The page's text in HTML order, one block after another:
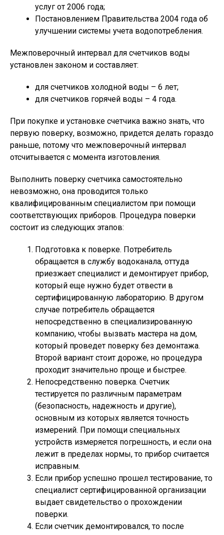
услуг от 2006 года;
Постановлением Правительства 2004 года об
улучшении системы учета водопотребления.
Межповерочный интервал для счетчиков воды
установлен законом и составляет:
для счетчиков холодной воды – 6 лет;
для счетчиков горячей воды – 4 года.
При покупке и установке счетчика важно знать, что
первую поверку, возможно, придется делать гораздо
раньше, потому что межповерочный интервал
отсчитывается с момента изготовления.
Выполнить поверку счетчика самостоятельно
невозможно, она проводится только
квалифицированным специалистом при помощи
соответствующих приборов. Процедура поверки
состоит из следующих этапов:
Подготовка к поверке. Потребитель
обращается в службу водоканала, оттуда
приезжает специалист и демонтирует прибор,
который еще нужно будет отвести в
сертифицированную лабораторию. В другом
случае потребитель обращается
непосредственно в специализированную
компанию, чтобы вызвать мастера на дом,
который проведет поверку без демонтажа.
Второй вариант стоит дороже, но процедура
проходит значительно проще и быстрее.
Непосредственно поверка. Счетчик
тестируется по различным параметрам
(безопасность, надежность и другие),
основным из которых является точность
измерений. При помощи специальных
устройств измеряется погрешность, и если она
лежит в пределах нормы, то прибор считается
исправным.
Если прибор успешно прошел тестирование, то
специалист сертифицированной организации
выдает свидетельство о прохождении
поверки.
Если счетчик демонтировался, то после